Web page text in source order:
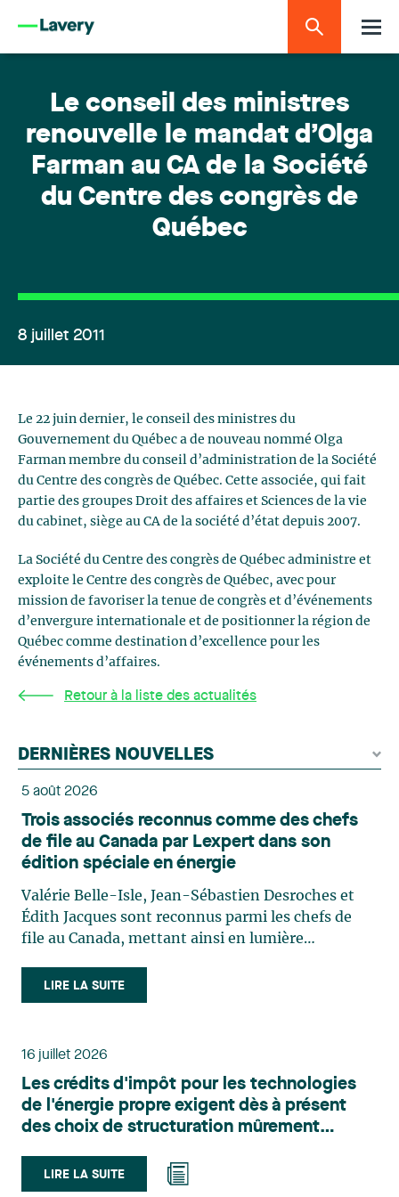
Le conseil des ministres
renouvelle le mandat d’Olga
Farman au CA de la Société
du Centre des congrès de
Québec
8 juillet 2011
Le 22 juin dernier, le conseil des ministres du
Gouvernement du Québec a de nouveau nommé Olga
Farman membre du conseil d’administration de la Société
du Centre des congrès de Québec. Cette associée, qui fait
partie des groupes Droit des affaires et Sciences de la vie
du cabinet, siège au CA de la société d’état depuis 2007.
La Société du Centre des congrès de Québec administre et
exploite le Centre des congrès de Québec, avec pour
mission de favoriser la tenue de congrès et d’événements
d’envergure internationale et de positionner la région de
Québec comme destination d’excellence pour les
événements d’affaires.
Retour à la liste des actualités
DERNIÈRES NOUVELLES
5 août 2026
Trois associés reconnus comme des chefs
de file au Canada par Lexpert dans son
édition spéciale en énergie
Valérie Belle-Isle, Jean-Sébastien Desroches et
Édith Jacques sont reconnus parmi les chefs de
file au Canada, mettant ainsi en lumière
le domaine du droit des technologies. Valérie
Belle-Isle est associée au sein du groupe de droit
principalement sur le droit de l’environnement,
du territoire. Elle conseille et représente une
clientèle publique et privée dans le cadre d’enjeux
touchant notamment les obligations
et de permis, l’application et la contestation de
LIRE LA SUITE
16 juillet 2026
Les crédits d'impôt pour les technologies
de l'énergie propre exigent dès à présent
des choix de structuration mûrement
LIRE LA SUITE